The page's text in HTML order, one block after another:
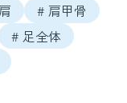
# 肩甲骨
# 足全体